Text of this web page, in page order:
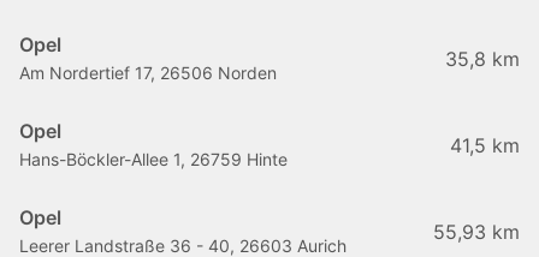
Opel
Am Nordertief 17, 26506 Norden
35,8 km
Opel
Hans-Böckler-Allee 1, 26759 Hinte
41,5 km
Opel
Leerer Landstraße 36 - 40, 26603 Aurich
55,93 km